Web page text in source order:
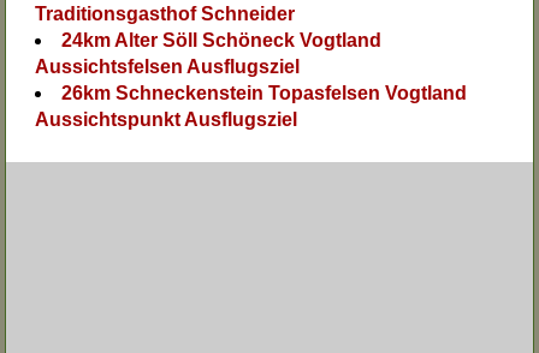
Traditionsgasthof Schneider
24km Alter Söll Schöneck Vogtland
Aussichtsfelsen Ausflugsziel
26km Schneckenstein Topasfelsen Vogtland
Aussichtspunkt Ausflugsziel